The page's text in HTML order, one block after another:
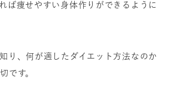
ば痩せやすい身体作りができるように
り、何が適したダイエット方法なのか
です。